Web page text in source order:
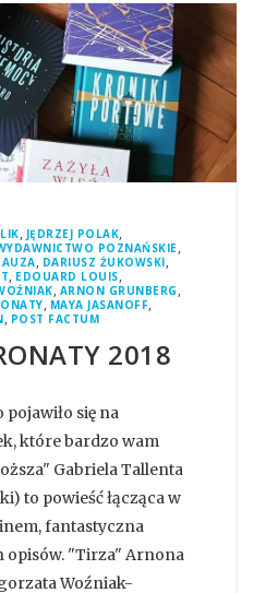
, JĘDRZEJ POLAK,
POZNAŃSKIE,
, DARIUSZ ŻUKOWSKI,
, EDOUARD LOUIS,
, ARNON GRUNBERG ,
, MAYA JASANOFF,
, POST FACTUM
2018
się na
które bardzo wam
Gabriela Tallenta
to powieść łącząca w
fantastyczna
opisów. "Tirza" Arnona
Woźniak-